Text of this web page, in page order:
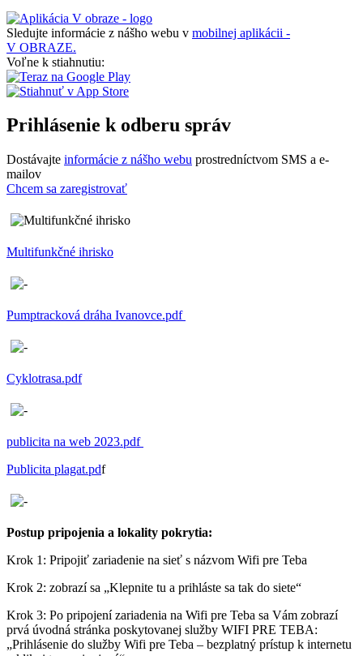
Sledujte informácie z nášho webu v mobilnej aplikácii -
V OBRAZE.
Voľne k stiahnutiu:
Prihlásenie k odberu správ
Dostávajte informácie z nášho webu prostredníctvom SMS a e-
mailov
Chcem sa zaregistrovať
Multifunkčné ihrisko
Pumptracková dráha Ivanovce.pdf
Cyklotrasa.pdf
publicita na web 2023.pdf
Publicita plagat.pdf
Postup pripojenia a lokality pokrytia:
Krok 1: Pripojiť zariadenie na sieť s názvom Wifi pre Teba
Krok 2: zobrazí sa „Klepnite tu a prihláste sa tak do siete“
Krok 3: Po pripojení zariadenia na Wifi pre Teba sa Vám zobrazí
prvá úvodná stránka poskytovanej služby WIFI PRE TEBA:
„Prihlásenie do služby Wifi pre Teba – bezplatný prístup k internetu